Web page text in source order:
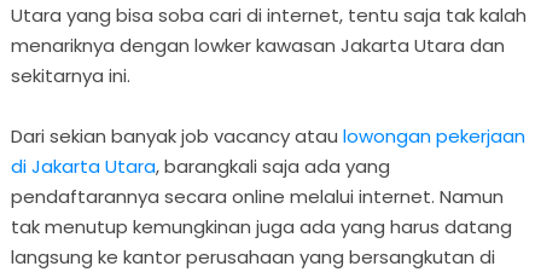
Utara yang bisa soba cari di internet, tentu saja tak kalah
menariknya dengan lowker kawasan Jakarta Utara dan
sekitarnya ini.
Dari sekian banyak job vacancy atau lowongan pekerjaan
di Jakarta Utara, barangkali saja ada yang
pendaftarannya secara online melalui internet. Namun
tak menutup kemungkinan juga ada yang harus datang
langsung ke kantor perusahaan yang bersangkutan di